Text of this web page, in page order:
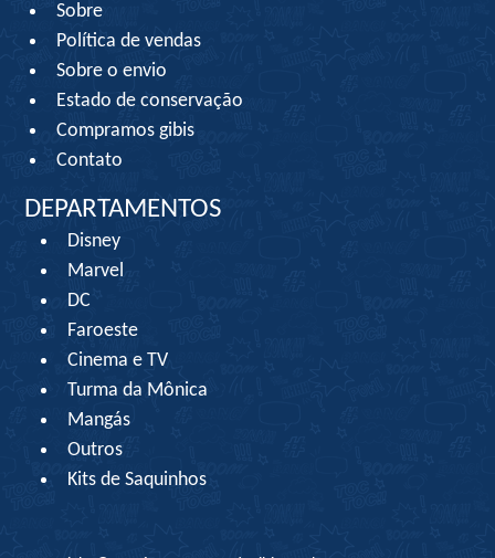
Sobre
Política de vendas
Sobre o envio
Estado de conservação
Compramos gibis
Contato
DEPARTAMENTOS
Disney
Marvel
DC
Faroeste
Cinema e TV
Turma da Mônica
Mangás
Outros
Kits de Saquinhos